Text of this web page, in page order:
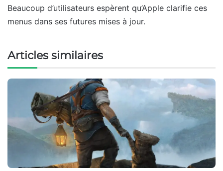
Beaucoup d’utilisateurs espèrent qu’Apple clarifie ces
menus dans ses futures mises à jour.
Articles similaires